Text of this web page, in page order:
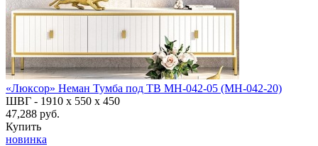
«Люксор» Неман Тумба под ТВ МН-042-05 (МН-042-20)
ШВГ - 1910 х 550 х 450
47,288 руб.
Купить
новинка